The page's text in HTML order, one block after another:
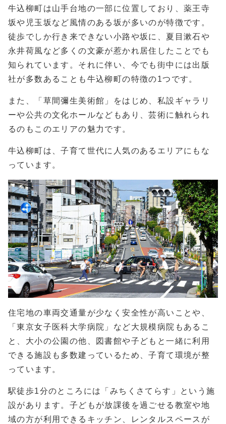
牛込柳町は山手台地の一部に位置しており、薬王寺
坂や児玉坂など風情のある坂が多いのが特徴です。
徒歩でしか行き来できない小路や坂に、夏目漱石や
永井荷風など多くの文豪が惹かれ居住したことでも
知られています。それに伴い、今でも街中には出版
社が多数あることも牛込柳町の特徴の1つです。
また、「草間彌生美術館」をはじめ、私設ギャラリ
ーや公共の文化ホールなどもあり、芸術に触れられ
るのもこのエリアの魅力です。
牛込柳町は、子育て世代に人気のあるエリアにもな
っています。
住宅地の車両交通量が少なく安全性が高いことや、
「東京女子医科大学病院」など大規模病院もあるこ
と、大小の公園の他、図書館や子どもと一緒に利用
できる施設も多数建っているため、子育て環境が整
っています。
駅徒歩1分のところには「みちくさてらす」という施
設があります。子どもが放課後を過ごせる教室や地
域の方が利用できるキッチン、レンタルスペースが